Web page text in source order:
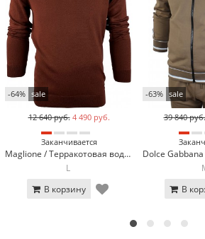
-64% sale
12 640 руб. 4 490 руб.
Заканчивается
Maglione / Терракотовая водолазка Maglione 23165-5*
L
В корзину
-63% sale
39 840 руб.
В